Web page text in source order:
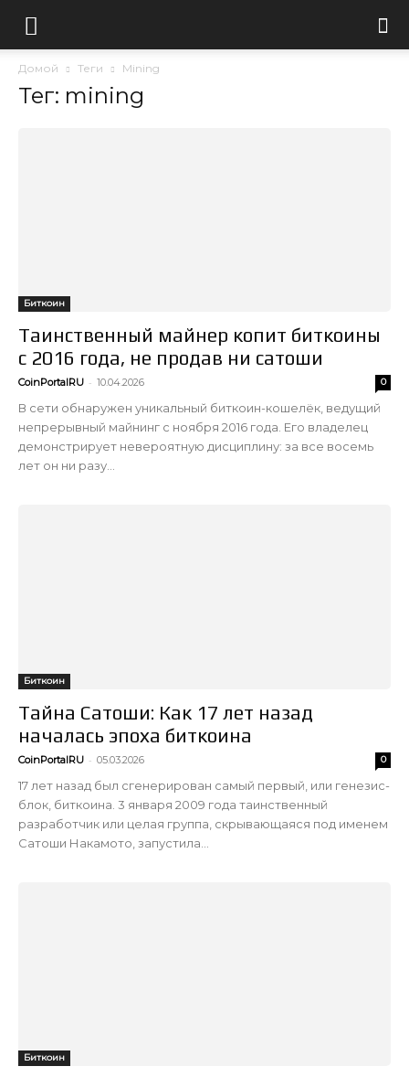
Домой Теги Mining
Тег: mining
Биткоин
Таинственный майнер копит биткоины
с 2016 года, не продав ни сатоши
CoinPortalRU - 10.04.2026 0
В сети обнаружен уникальный биткоин-кошелёк, ведущий
непрерывный майнинг с ноября 2016 года. Его владелец
демонстрирует невероятную дисциплину: за все восемь
лет он ни разу...
Биткоин
Тайна Сатоши: Как 17 лет назад
началась эпоха биткоина
CoinPortalRU - 05.03.2026 0
17 лет назад был сгенерирован самый первый, или генезис-
блок, биткоина. 3 января 2009 года таинственный
разработчик или целая группа, скрывающаяся под именем
Сатоши Накамото, запустила...
Биткоин